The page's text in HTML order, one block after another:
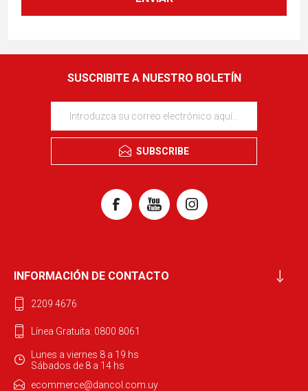
SUSCRIBITE A NUESTRO BOLETÍN
SUBSCRIBE
INFORMACIÓN DE CONTACTO
2209 4676
Línea Gratuita: 0800 8061
Lunes a viernes 8 a 19 hs
Sábados de 8 a 14 hs
ecommerce@dancol.com.uy